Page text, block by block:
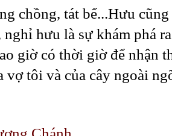
chồng, tát bể...Hưu cũng
hưu là sự khám phá
giờ có thời giờ để nhận
vợ tôi và của cây ngoài